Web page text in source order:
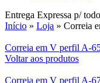
Entrega Expressa p/
Início » Loja » Correia
Correia em V perfil A-
Voltar aos produtos
Correia em V perfil A-